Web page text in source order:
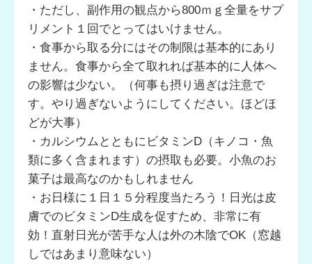
・ただし、副作用の観点から800ｍｇ全量をサプ
リメント１回でとってはいけません。
・食事から取る分にはその制限は基本的にあり
ません。食事から全て取れれば基本的に人体へ
の影響は少ない。（何事も摂り過ぎは注意で
す。やり過ぎないようにしてください。ほどほ
どが大事）
・カルシウムとともにビタミンD（キノコ・魚
類に多く含まれます）の摂取も必要。小魚のお
菓子は最高なのかもしれません
・お日様に１日１５分程度当たろう！日光は皮
膚でのビタミンD生成を促すため、非常に有
効！直射日光が苦手な人は外の木陰でOK（窓越
しではあまり意味ない）